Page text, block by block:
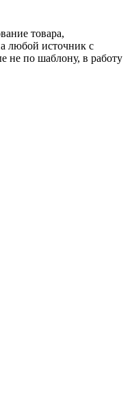
товара,
любой источник с
не по шаблону, в работу